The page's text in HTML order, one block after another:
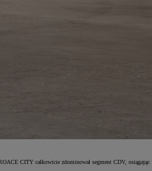
CITY całkowicie zdominował segment CDV, osiągając